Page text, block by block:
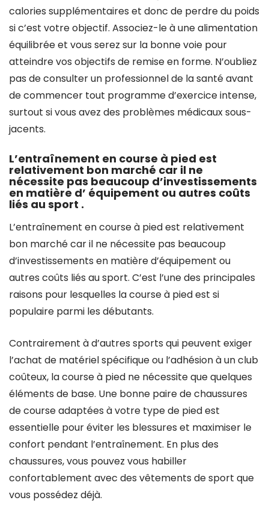
calories supplémentaires et donc de perdre du poids
si c’est votre objectif. Associez-le à une alimentation
équilibrée et vous serez sur la bonne voie pour
atteindre vos objectifs de remise en forme. N’oubliez
pas de consulter un professionnel de la santé avant
de commencer tout programme d’exercice intense,
surtout si vous avez des problèmes médicaux sous-
jacents.
L’entraînement en course à pied est
relativement bon marché car il ne
nécessite pas beaucoup d’investissements
en matière d’ équipement ou autres coûts
liés au sport .
L’entraînement en course à pied est relativement
bon marché car il ne nécessite pas beaucoup
d’investissements en matière d’équipement ou
autres coûts liés au sport. C’est l’une des principales
raisons pour lesquelles la course à pied est si
populaire parmi les débutants.
Contrairement à d’autres sports qui peuvent exiger
l’achat de matériel spécifique ou l’adhésion à un club
coûteux, la course à pied ne nécessite que quelques
éléments de base. Une bonne paire de chaussures
de course adaptées à votre type de pied est
essentielle pour éviter les blessures et maximiser le
confort pendant l’entraînement. En plus des
chaussures, vous pouvez vous habiller
confortablement avec des vêtements de sport que
vous possédez déjà.